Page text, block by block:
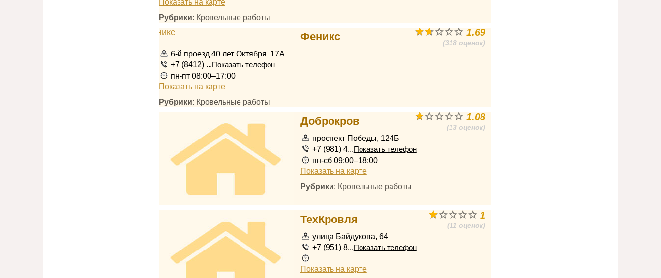
Показать на карте
Рубрики: Кровельные работы
1.69
(318 оценок)
Феникс
6-й проезд 40 лет Октября, 17А
+7 (8412) ...Показать телефон
пн-пт 08:00–17:00
Показать на карте
Рубрики: Кровельные работы
1.08
(13 оценок)
Доброкров
проспект Победы, 124Б
+7 (981) 4...Показать телефон
пн-сб 09:00–18:00
Показать на карте
Рубрики: Кровельные работы
1
(11 оценок)
ТехКровля
улица Байдукова, 64
+7 (951) 8...Показать телефон
Показать на карте